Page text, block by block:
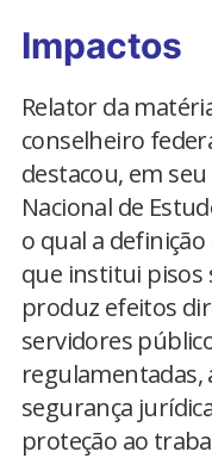
Impactos
Relator da
conselheiro
destacou, em
Nacional de
o qual a
que institui pisos
produz efeitos
servidores
segurança
proteção ao